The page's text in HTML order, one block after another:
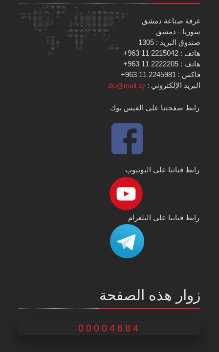
غرفة صناعة دمشق
سوريا - دمشق
صندوق البريد : 1305
هاتف : 2215042 11 963+
هاتف : 2222205 11 963+
فاكس : 2245981 11 963+
البريد الإلكتروني :dci@mail.sy
رابط صفحتنا على الفيس بوك
رابط قناتنا على اليوتيوب
رابط قناتنا على التلغرام
زوار هذه الصفحة
00004684